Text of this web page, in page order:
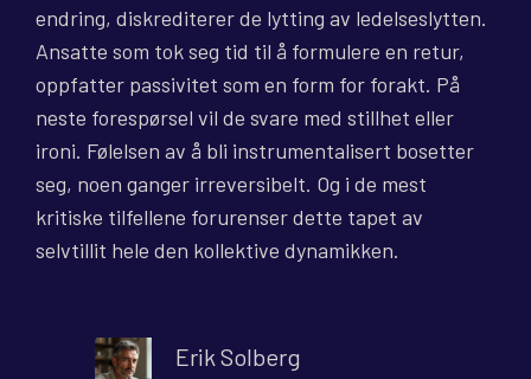
endring, diskrediterer de lytting av ledelseslytten.
Ansatte som tok seg tid til å formulere en retur,
oppfatter passivitet som en form for forakt. På
neste forespørsel vil de svare med stillhet eller
ironi. Følelsen av å bli instrumentalisert bosetter
seg, noen ganger irreversibelt. Og i de mest
kritiske tilfellene forurenser dette tapet av
selvtillit hele den kollektive dynamikken.
Erik Solberg